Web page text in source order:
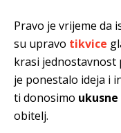
Pravo je vrijeme da
su upravo tikvice
krasi jednostavnost
je ponestalo ideja i
ti donosimo
obitelj.